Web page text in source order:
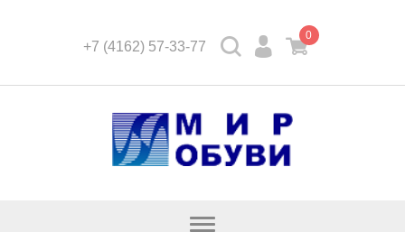
+7 (4162) 57-33-77
0
Открыть